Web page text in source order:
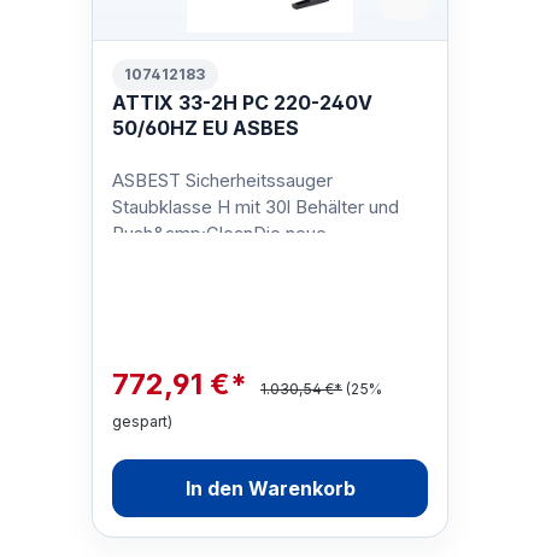
107412183
ATTIX 33-2H PC 220-240V
50/60HZ EU ASBES
ASBEST Sicherheitssauger
Staubklasse H mit 30l Behälter und
Push&amp;CleanDie neue
772,91 €* 1.030,54 €* (25%
gespart)
In den Warenkorb